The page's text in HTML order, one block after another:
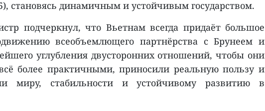
становясь динамичным и устойчивым государством.
подчеркнул, что Вьетнам всегда придаёт большое
всеобъемлющего партнёрства с Брунеем и
углубления двусторонних отношений, чтобы они
более практичными, приносили реальную пользу и
миру, стабильности и устойчивому развитию в